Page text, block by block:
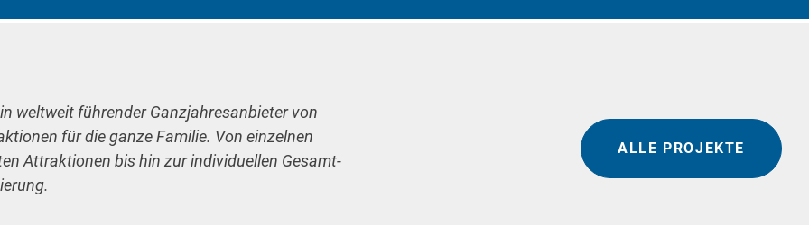
weltweit führender Ganzjahresanbieter von
für die ganze Familie. Von einzelnen
Attraktionen bis hin zur individuellen Gesamt-
ALLE PROJEKTE